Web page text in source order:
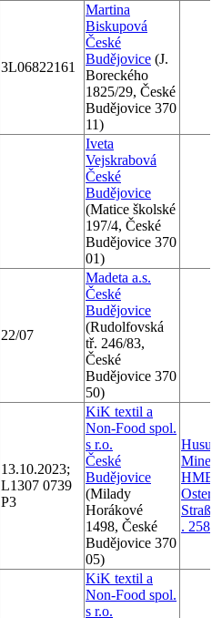
3L06822161
Martina
Biskupová
České
Budějovice (J.
Boreckého
1825/29, České
Budějovice 370
11)
Iveta
Vejskrabová
České
Budějovice
(Matice školské
197/4, České
Budějovice 370
01)
22/07
Madeta a.s.
České
Budějovice
(Rudolfovská
tř. 246/83,
České
Budějovice 370
50)
13.10.2023;
L1307 0739
P3
KiK textil a
Non-Food spol.
s r.o.
České
Budějovice
(Milady
Horákové
1498, České
Budějovice 370
05)
HMB-
.
KiK textil a
Non-Food spol.
s r.o.